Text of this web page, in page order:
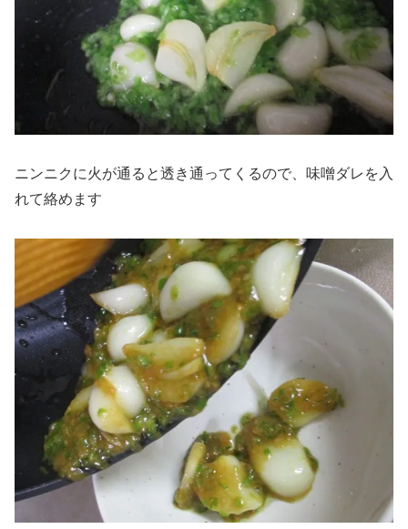
ニンニクに火が通ると透き通ってくるので、味噌ダレを入
れて絡めます